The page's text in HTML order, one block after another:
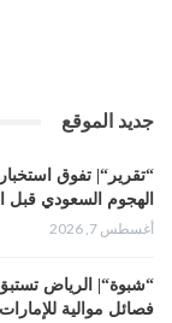
جديد الموقع
“تقرير“| تفوق
الهجوم السعودي قبل
أغسطس 7, 2026
“شبوة“| الرياض
فصائل موالية